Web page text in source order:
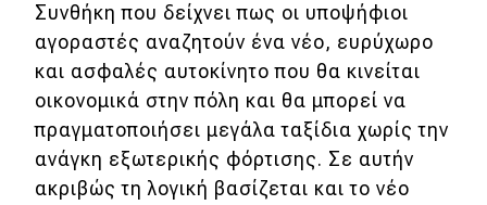
Ελλάδα
Κόσμος
Τεχνολογία
Ασφάλεια
Αγορά
Συνθήκη που δείχνει πως οι υποψήφιοι
αγοραστές αναζητούν ένα νέο, ευρύχωρο
και ασφαλές αυτοκίνητο που θα κινείται
οικονομικά στην πόλη και θα μπορεί να
πραγματοποιήσει μεγάλα ταξίδια χωρίς την
ανάγκη εξωτερικής φόρτισης. Σε αυτήν
ακριβώς τη λογική βασίζεται και το νέο